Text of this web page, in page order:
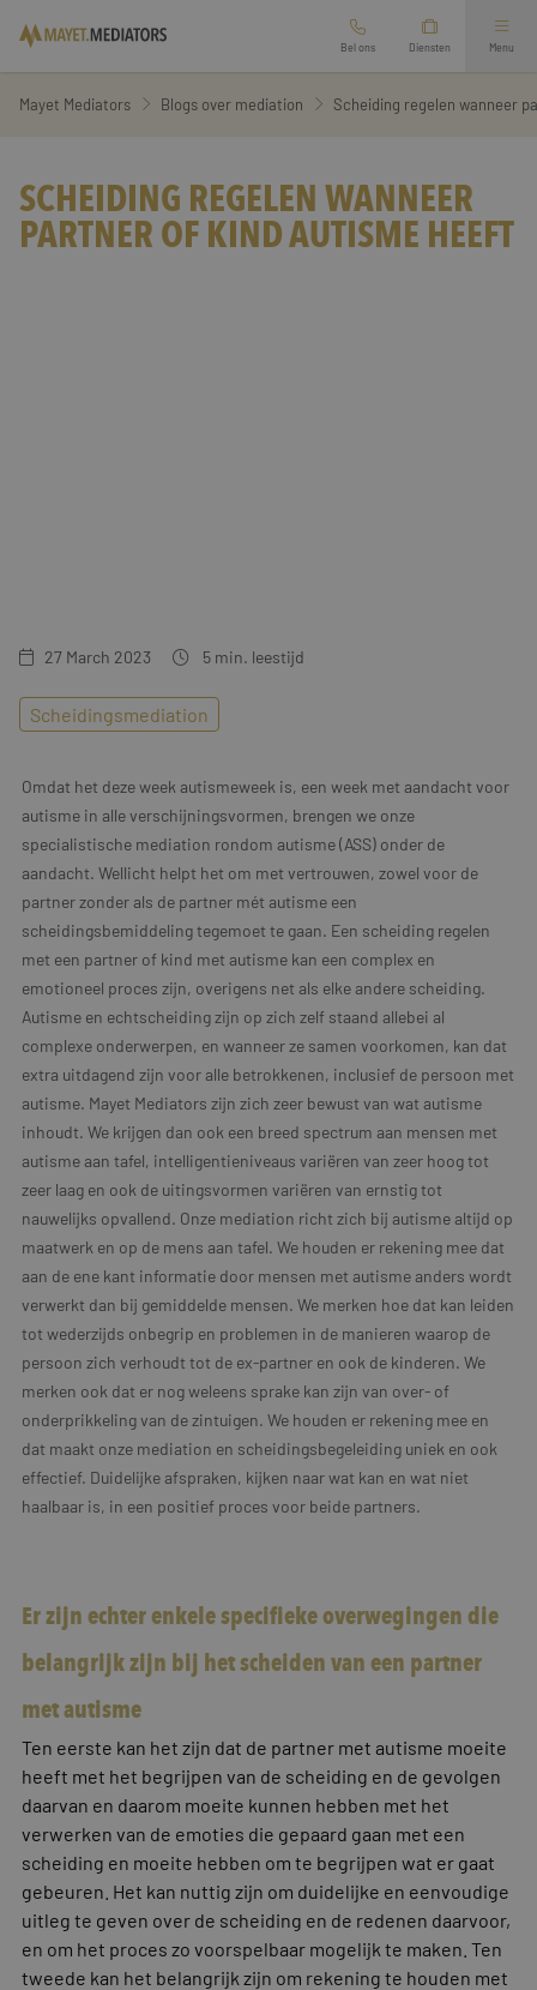
Bel ons Diensten Menu
Mediation bij scheiding
Financieel scheidingsrapport
Overige mediation
Gratis folder
Contact
Mayet Mediators Blogs over mediation Scheiding regelen wanneer
SCHEIDING REGELEN WANNEER
PARTNER OF KIND AUTISME HEEFT
27 March 2023 5min. leestijd
Scheidingsmediation
Omdat het deze week autismeweek is, een week met aandacht voor
autisme in alle verschijningsvormen, brengen we onze
specialistische mediation rondom autisme (ASS) onder de
aandacht. Wellicht helpt het om met vertrouwen, zowel voor de
partner zonder als de partner mét autisme een
scheidingsbemiddeling tegemoet te gaan. Een scheiding regelen
met een partner of kind met autisme kan een complex en
emotioneel proces zijn, overigens net als elke andere scheiding.
Autisme en echtscheiding zijn op zich zelf staand allebei al
complexe onderwerpen, en wanneer ze samen voorkomen, kan dat
extra uitdagend zijn voor alle betrokkenen, inclusief de persoon met
autisme. Mayet Mediators zijn zich zeer bewust van wat autisme
inhoudt. We krijgen dan ook een breed spectrum aan mensen met
autisme aan tafel, intelligentieniveaus variëren van zeer hoog tot
zeer laag en ook de uitingsvormen variëren van ernstig tot
nauwelijks opvallend. Onze mediation richt zich bij autisme altijd op
maatwerk en op de mens aan tafel. We houden er rekening mee dat
aan de ene kant informatie door mensen met autisme anders wordt
verwerkt dan bij gemiddelde mensen. We merken hoe dat kan leiden
tot wederzijds onbegrip en problemen in de manieren waarop de
persoon zich verhoudt tot de ex-partner en ook de kinderen. We
merken ook dat er nog weleens sprake kan zijn van over- of
onderprikkeling van de zintuigen. We houden er rekening mee en
dat maakt onze mediation en scheidingsbegeleiding uniek en ook
effectief. Duidelijke afspraken, kijken naar wat kan en wat niet
haalbaar is, in een positief proces voor beide partners.
Er zijn echter enkele specifieke overwegingen die
belangrijk zijn bij het scheiden van een partner
met autisme
Ten eerste kan het zijn dat de partner met autisme moeite
heeft met het begrijpen van de scheiding en de gevolgen
daarvan en daarom moeite kunnen hebben met het
verwerken van de emoties die gepaard gaan met een
scheiding en moeite hebben om te begrijpen wat er gaat
gebeuren. Het kan nuttig zijn om duidelijke en eenvoudige
uitleg te geven over de scheiding en de redenen daarvoor,
en om het proces zo voorspelbaar mogelijk te maken. Ten
tweede kan het belangrijk zijn om rekening te houden met